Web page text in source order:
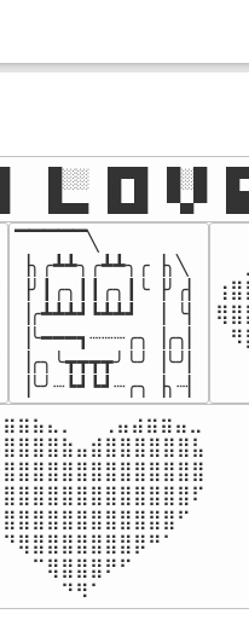
█  █░░ █▀█ █░█
█  █▄▄ █▄█ ▀▄▀
▔▔▔▔▔╲
▕╮╭┻┻╮╭┻┻╮╭▕╮╲
▕╯┃╭╮┃┃╭╮┃╰▕╯╭▏
▕╭┻┻┻┛┗┻┻┛  ▕  ╰▏
▕╰━━━┓┈┈┈╭╮▕╭╮▏
▕╭╮╰┳┳┳┳╯╰╯▕╰╯▏
▕╰╯┈┗┛┗┛┈╭╮▕╮┈▏
⠀⢀⣤⣴⣶⣶⣤⣀⠀